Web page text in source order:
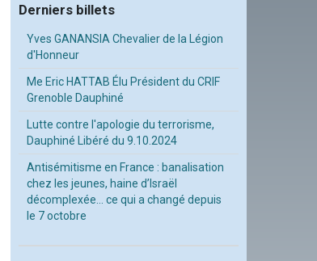
Derniers billets
Yves GANANSIA Chevalier de la Légion
d'Honneur
Me Eric HATTAB Élu Président du CRIF
Grenoble Dauphiné
Lutte contre l'apologie du terrorisme,
Dauphiné Libéré du 9.10.2024
Antisémitisme en France : banalisation
chez les jeunes, haine d’Israël
décomplexée… ce qui a changé depuis
le 7 octobre